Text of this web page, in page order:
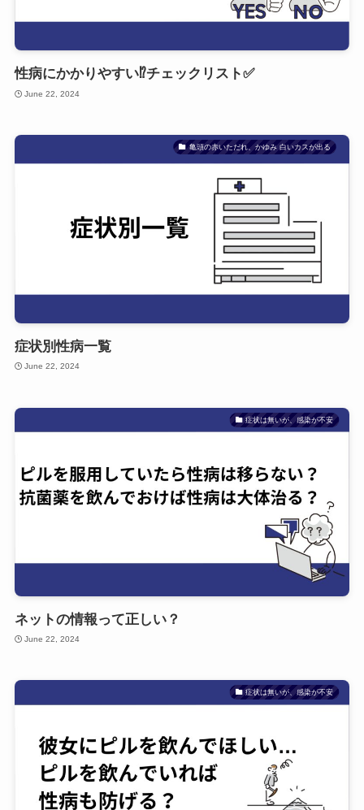
性病にかかりやすい⁉チェックリスト✅
June 22, 2024
亀頭の赤いただれ、かゆみ 白いカスが出る
症状別性病一覧
June 22, 2024
症状は無いが、感染が不安
ネットの情報って正しい？
June 22, 2024
症状は無いが、感染が不安